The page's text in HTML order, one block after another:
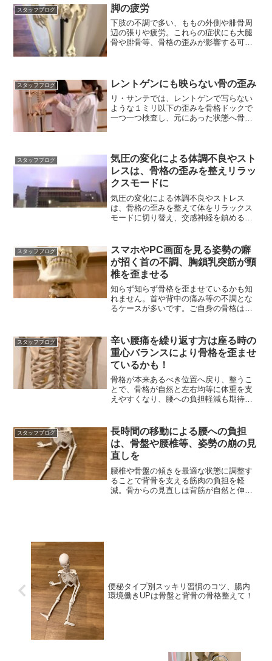
スタッフブログ 脚の疲労
下肢の不調で多い、ももの外側や腓骨周
辺の張りや疲労。これらの症状にも大腿
骨や腓骨等、骨格の歪みが影響する可能
スタッフブログ レントゲンにも映らない骨の歪み
リ・サンテでは、レントゲンで写らない
ような１ミリ以下の歪みを骨格ドックで
一つ一つ検査し、元にあった状態へ骨格
スタッフブログ
気圧の変化による体調不良やスト
レスは、骨格の歪みを整えリラッ
クスモードに
気圧の変化による体調不良やストレス
は、骨格の歪みを整えて体をリラックス
モードに切り替え、交感神経を鎮めるこ
スタッフブログ
スマホやPC画面を見る姿勢の癖
が招く首の不調、胸鎖乳突筋が頸
椎を歪ませる
知らず知らず骨格を歪ませているかも知
れません。首や背中の痛み等の不調とな
るケースが多いです。ご自身の骨格はど
スタッフブログ
辛い腰痛を繰り返す方は座る時の
重心バランスにより骨格を歪ませ
ているかも！
骨格が本来あるべき位置へ戻り、整うこ
とで、骨格が自然と左右均等に体重を支
えやすくなり、腰への負担軽減も期待で
スタッフブログ
長時間の移動による腰への負担
は、骨盤や腰椎等、姿勢の崩の見
直しを
腰椎や骨盤の傾きを最適な状態に調整す
ることで背骨を支える筋肉の負担を軽
減。骨からの見直しは背筋が自然と伸び
便秘タイプ別スッキリ習慣のコツ、腸内
環境働きUPは骨盤と背骨の骨格整えて！